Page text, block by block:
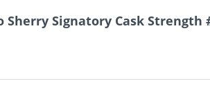
Signatory Cask Strength